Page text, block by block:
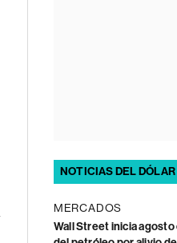
NOTICIAS DEL DÓLAR
MERCADOS
Wall Street inicia agosto